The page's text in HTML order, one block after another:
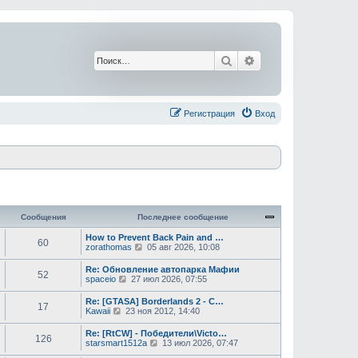
Поиск
Вход
Регистрация
Сообщения Последнее сообщение
60
How to Prevent Back Pain and …
zorathomas
П
е
й
т
и
к
п
о
с
05 авг 2026, 10:08
52
Re: Обновление автопарка Мафии
spaceio
П
р
е
й
т
и
к
п
27 июл 2026, 07:55
17
Re: [GTASA] Borderlands 2 - C…
Kawaii
П
р
е
й
23 ноя 2012, 14:40
126
Re: [RtCW] - Победители\Victo…
starsmart1512a
П13 июл 2026, 07:47